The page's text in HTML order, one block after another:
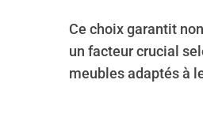
Ce choix garantit
un facteur crucial
meubles adaptés à